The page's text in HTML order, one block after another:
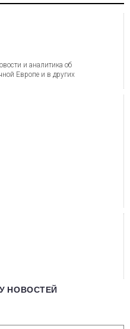
и аналитика об
Европе и в других
НОВОСТЕЙ